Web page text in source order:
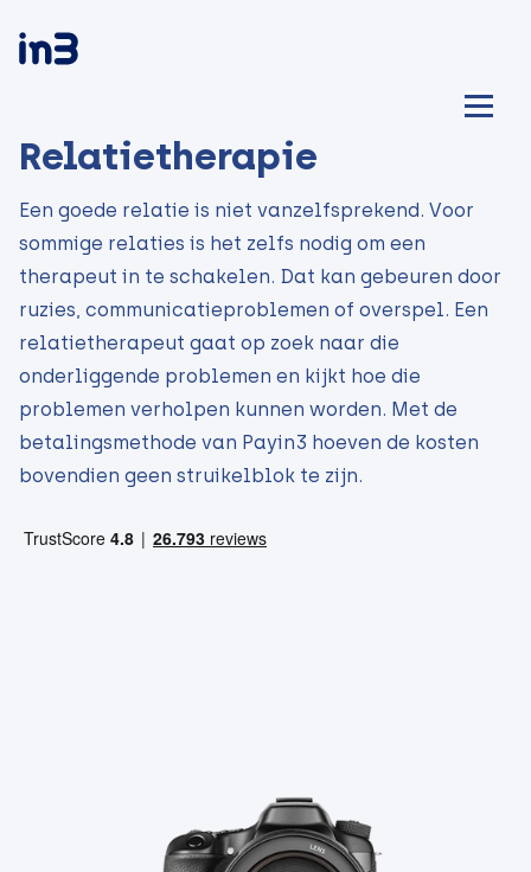
Relatietherapie
Een goede relatie is niet vanzelfsprekend. Voor
sommige relaties is het zelfs nodig om een
therapeut in te schakelen. Dat kan gebeuren door
ruzies, communicatieproblemen of overspel. Een
relatietherapeut gaat op zoek naar die
onderliggende problemen en kijkt hoe die
problemen verholpen kunnen worden. Met de
betalingsmethode van Payin3 hoeven de kosten
bovendien geen struikelblok te zijn.